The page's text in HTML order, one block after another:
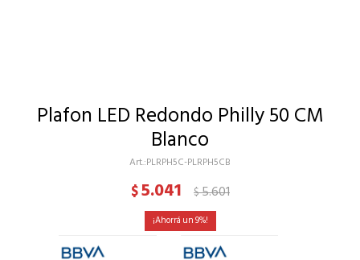
Plafon LED Redondo Philly 50 CM
Blanco
PLRPH5C-PLRPH5CB
$5.041 $5.601
9